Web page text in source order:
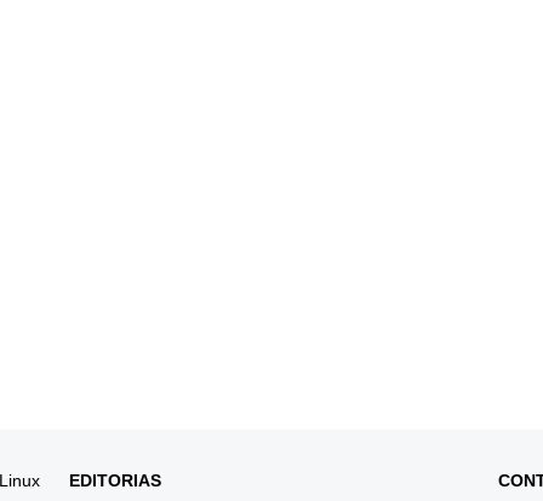
EDITORIAS